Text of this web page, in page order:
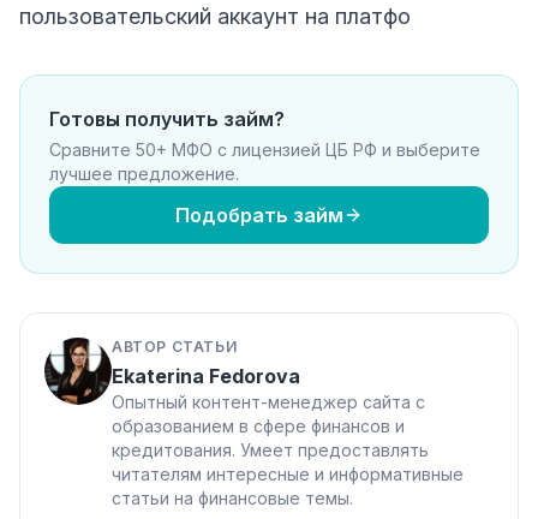
пользовательский аккаунт на платфо
Готовы получить займ?
Сравните 50+ МФО с лицензией ЦБ РФ и выберите
лучшее предложение.
Подобрать займ
АВТОР СТАТЬИ
Ekaterina Fedorova
Опытный контент-менеджер сайта с
образованием в сфере финансов и
кредитования. Умеет предоставлять
читателям интересные и информативные
статьи на финансовые темы.